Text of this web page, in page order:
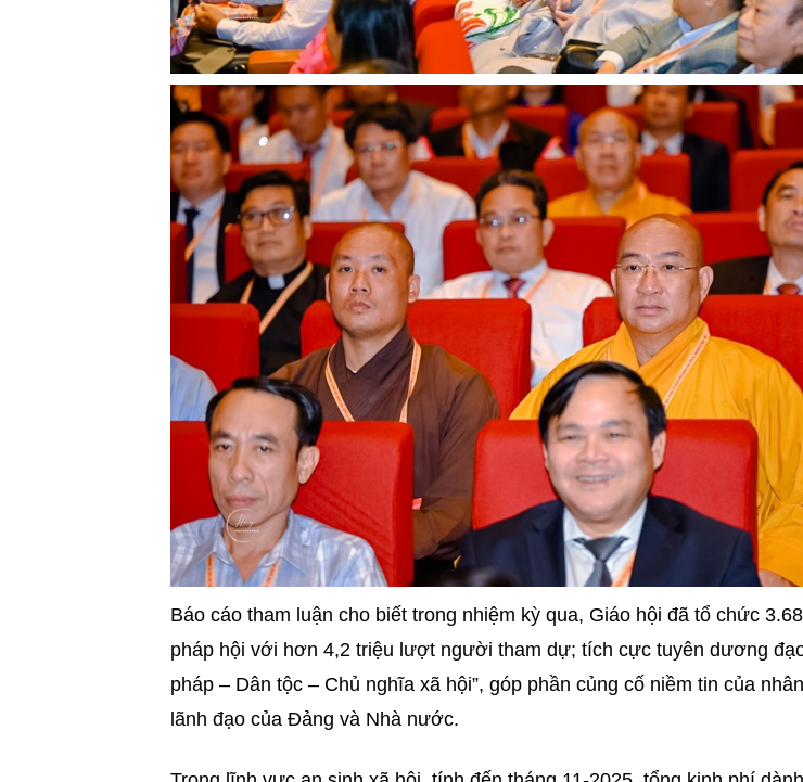
Báo cáo tham luận cho biết trong nhiệm kỳ qua, Giáo hội đã tổ chức
pháp hội với hơn 4,2 triệu lượt người tham dự; tích cực tuyên dương
pháp – Dân tộc – Chủ nghĩa xã hội”, góp phần củng cố niềm tin của
lãnh đạo của Đảng và Nhà nước.